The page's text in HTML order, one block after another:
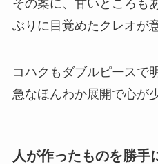
その案に、甘いところも
ぶりに目覚めたクレオが
コハクもダブルピースで
急なほんわか展開で心が
人が作ったものを勝手